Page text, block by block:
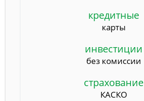
кредитные
карты
инвестиции
без комиссии
страхование
КАСКО